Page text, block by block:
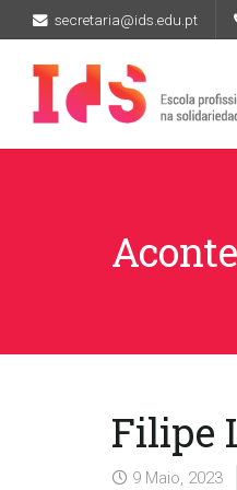
secretaria@ids.edu.pt
Filipe
9 Maio, 2023